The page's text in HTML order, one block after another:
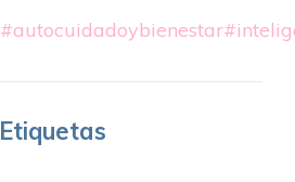
#autocuidadoybienestar
Etiquetas